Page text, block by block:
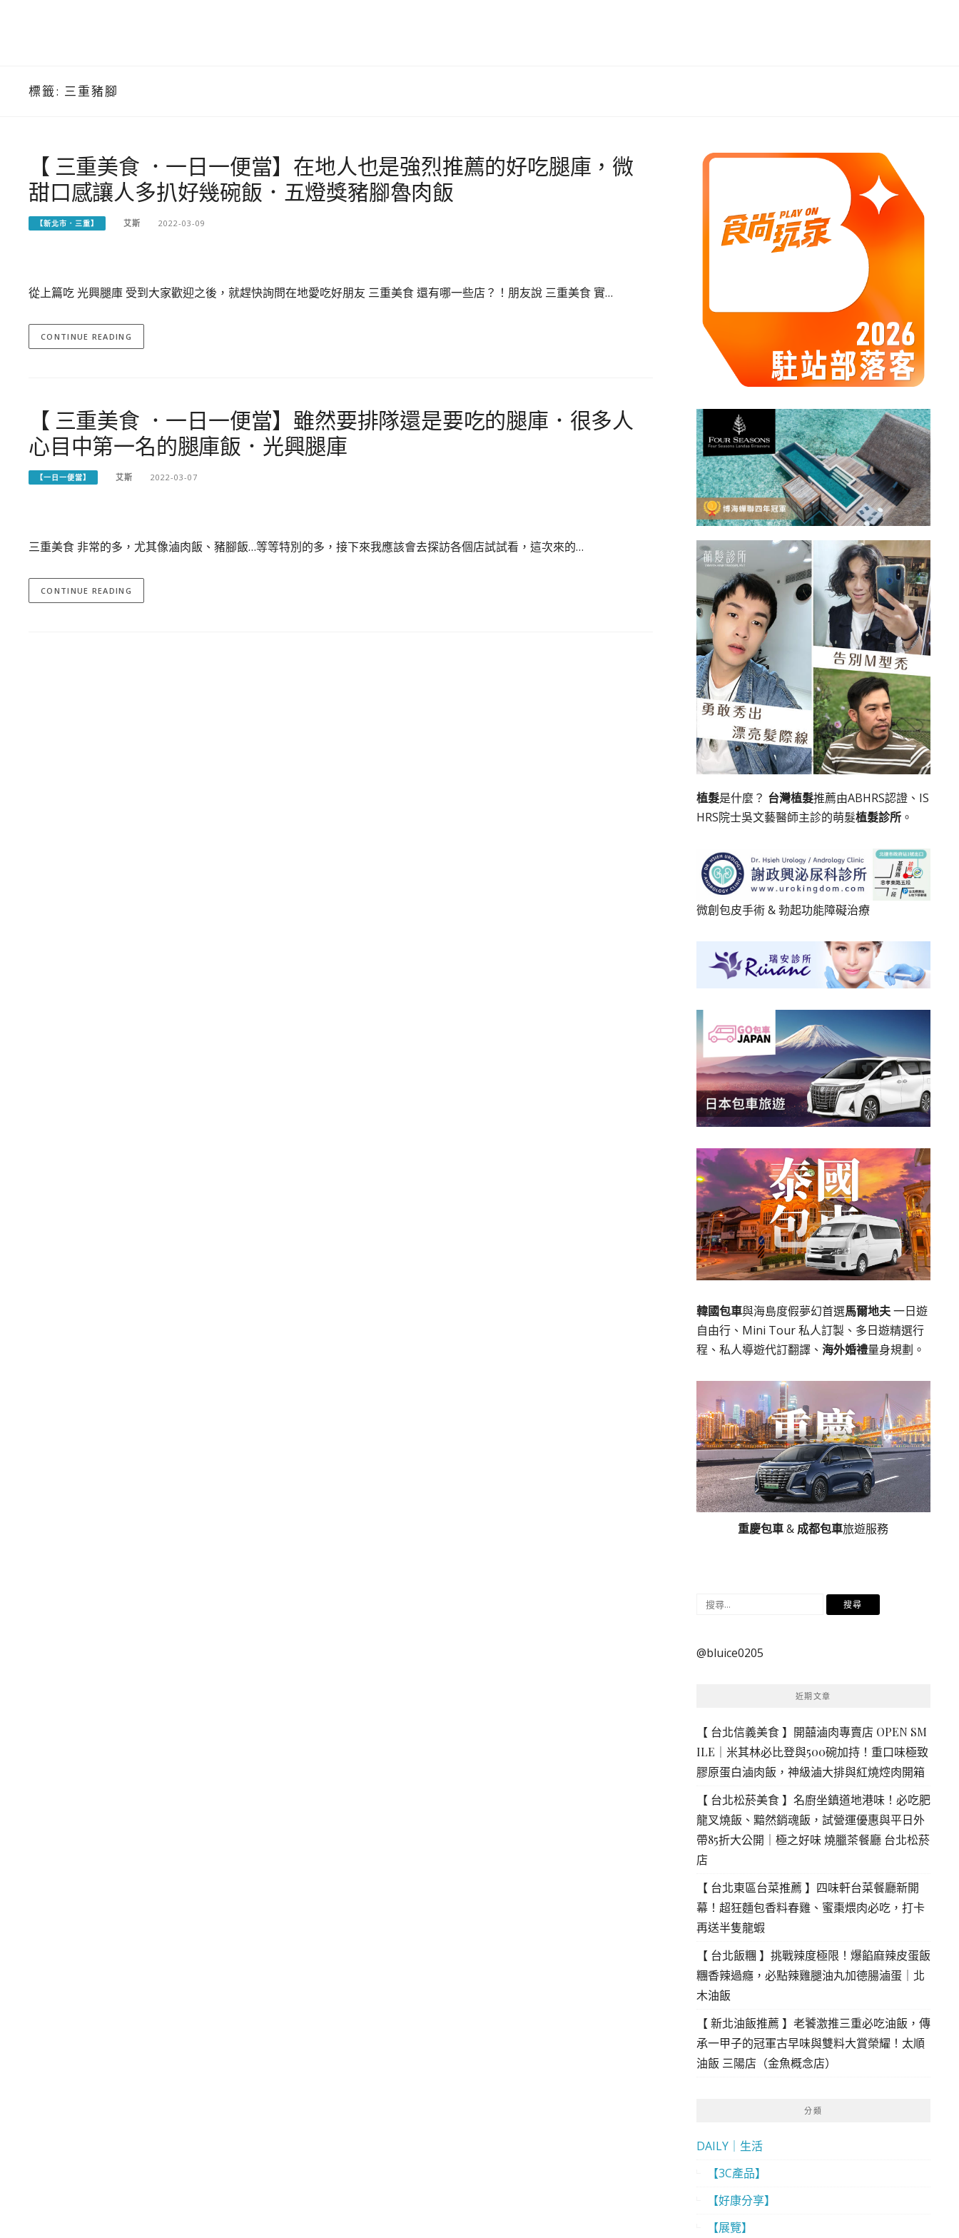
標籤: 三重豬腳
【 三重美食 ．一日一便當】在地人也是強烈推薦的好吃腿庫，微
甜口感讓人多扒好幾碗飯．五燈獎豬腳魯肉飯
【新北市．三重】 艾斯 2022-03-09
從上篇吃 光興腿庫 受到大家歡迎之後，就趕快詢問在地愛吃好朋友 三重美食 還有哪一些店？！朋友說 三重美食 實…
CONTINUE READING
【 三重美食 ．一日一便當】雖然要排隊還是要吃的腿庫．很多人
心目中第一名的腿庫飯．光興腿庫
【一日一便當】 艾斯 2022-03-07
三重美食 非常的多，尤其像滷肉飯、豬腳飯…等等特別的多，接下來我應該會去探訪各個店試試看，這次來的…
CONTINUE READING
植髮是什麼？ 台灣植髮推薦由ABHRS認證、IS
HRS院士吳文藝醫師主診的萌髮植髮診所。
微創包皮手術&勃起功能障礙治療
韓國包車與海島度假夢幻首選馬爾地夫一日遊
自由行、Mini Tour 私人訂製、多日遊精選行
程、私人導遊代訂翻譯、 海外婚禮量身規劃。
重慶包車& 成都包車旅遊服務
搜
鍵
@bluice0205
近期文章
【 台北信義美食 】開囍滷肉專賣店 OPEN SM
ILE｜米其林必比登與500碗加持！重口味極致
膠原蛋白滷肉飯，神級滷大排與紅燒焢肉開箱
【 台北松菸美食 】名廚坐鎮道地港味！必吃肥
龍叉燒飯、黯然銷魂飯，試營運優惠與平日外
帶85折大公開｜極之好味 燒臘茶餐廳 台北松菸
店
【 台北東區台菜推薦 】四味軒台菜餐廳新開
幕！超狂麵包香料春雞、蜜棗煨肉必吃，打卡
再送半隻龍蝦
【 台北飯糰 】挑戰辣度極限！爆餡麻辣皮蛋飯
糰香辣過癮，必點辣雞腿油丸加德腸滷蛋｜北
木油飯
【 新北油飯推薦 】老饕激推三重必吃油飯，傳
承一甲子的冠軍古早味與雙料大賞榮耀！太順
油飯 三陽店（金魚概念店）
分類
DAILY｜生活
【3C產品】
【好康分享】
【展覽】